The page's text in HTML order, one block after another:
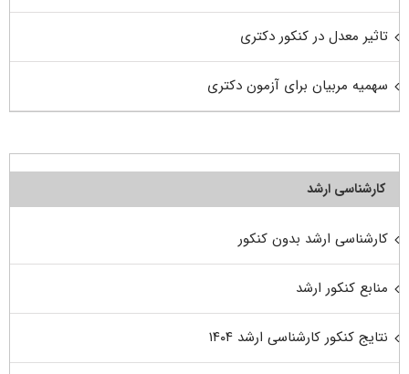
تاثیر معدل در کنکور دکتری
سهمیه مربیان برای آزمون دکتری
کارشناسی ارشد
کارشناسی ارشد بدون کنکور
منابع کنکور ارشد
نتایج کنکور کارشناسی ارشد ۱۴۰۴